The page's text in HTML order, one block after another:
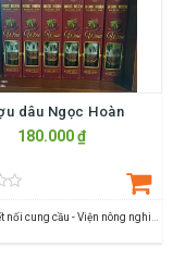
dâu Ngọc Hoàn
180.000 ₫